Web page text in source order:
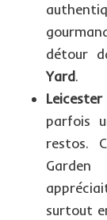
détour
Yard.
parfois
restos.
surtout